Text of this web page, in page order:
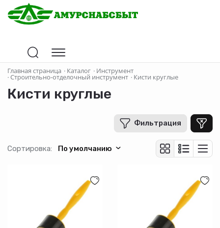
Главная страница · Каталог · Инструмент
·Строительно-отделочный инструмент · Кисти круглые
Кисти круглые
Фильтрация
В рублях
Диаметр (мм)
Сортировка: По умолчанию